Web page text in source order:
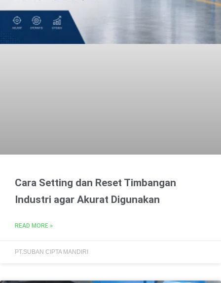
Cara Setting dan Reset Timbangan
Industri agar Akurat Digunakan
READ MORE »
PT.SUBAN CIPTA MANDIRI